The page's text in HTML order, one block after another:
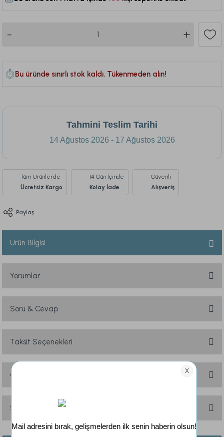
Bu üründe sınırlı stok kaldı. Tükenmeden alın!
Tahmini Teslim Tarihi
14 Ağustos 2026 - 17 Ağustos 2026
Tüm Ürünlerde
Ücretsiz Kargo
14 Gün İçinde
Kolay İade
Güvenli
Alışveriş
Paylaş
Ürün Bilgisi
Yorumlar
Soru & Cevap
Ürün hakkında henüz soru sorulmamış.
Taksit Seçenekleri
Önerileriniz
yetersiz gördüğünüz noktaları öneri formunu kullanarak tarafımıza
iletebilirsiniz.
Görüş ve önerileriniz için teşekkür ederiz.
Sık Sorulan Sorular